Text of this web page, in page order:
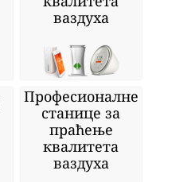
ваздуха
Професионалне
станице за
праћење
квалитета
ваздуха